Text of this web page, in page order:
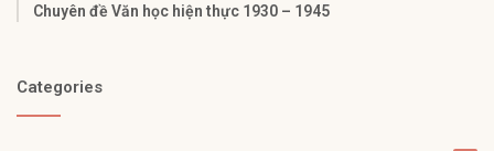
Chuyên đề Văn học hiện thực 1930 – 1945
Categories